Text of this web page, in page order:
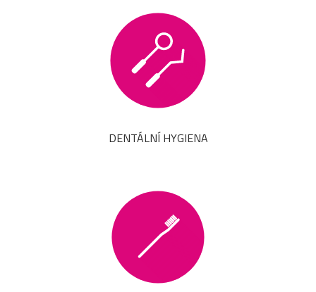
DENTÁLNÍ HYGIENA